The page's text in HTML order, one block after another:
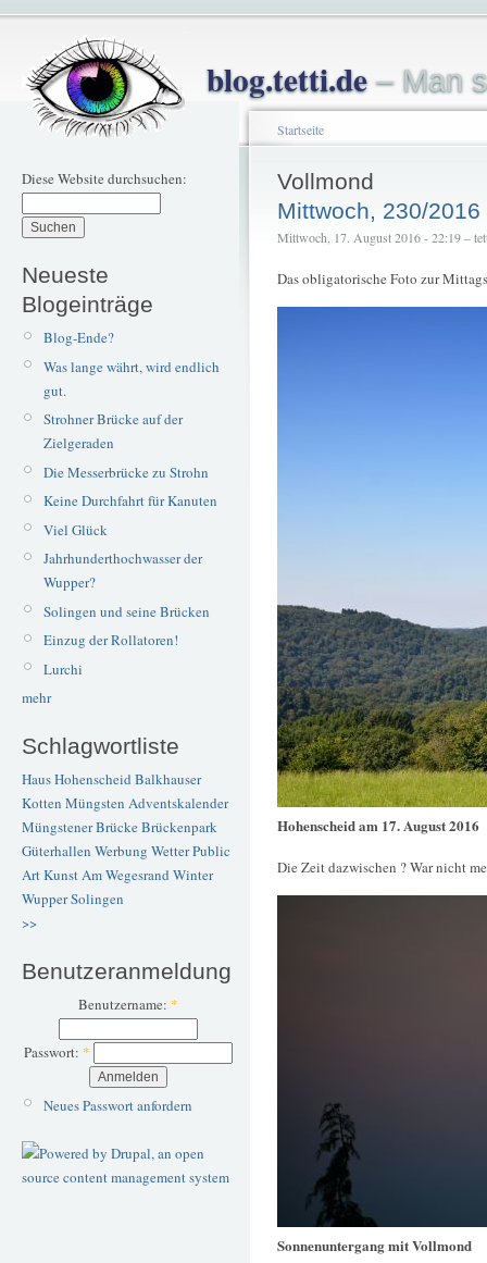
blog.tetti.de– Man
Diese Website durchsuchen:
Neueste
Blogeinträge
Blog-Ende?
Was lange währt, wird endlich
gut.
Strohner Brücke auf der
Zielgeraden
Die Messerbrücke zu Strohn
Keine Durchfahrt für Kanuten
Viel Glück
Jahrhunderthochwasser der
Wupper?
Solingen und seine Brücken
Einzug der Rollatoren!
Lurchi
mehr
Schlagwortliste
Haus Hohenscheid Balkhauser
Kotten Müngsten Adventskalender
Müngstener BrückeBrückenpark
Güterhallen Werbung WetterPublic
ArtKunstAm Wegesrand Winter
WupperSolingen
>>
Benutzeranmeldung
Benutzername: *
Passwort: *
Neues Passwort anfordern
Startseite
Vollmond
Mittwoch, 230/2016
Mittwoch, 17. August 2016 - 22:19 –
Das obligatorische Foto zur
Hohenscheid am 17. August 2016
Die Zeit dazwischen ? War nicht
Sonnenuntergang mit Vollmond